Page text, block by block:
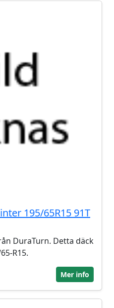
195/65R15 91T
DuraTurn. Detta däck
R15.
Mer info